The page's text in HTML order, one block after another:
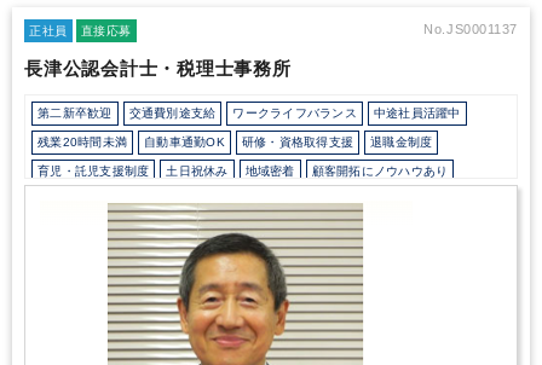
供しています。
同社の事業の特徴は、細線マグネットワイヤーを
など、幅広い分野に展開している点です。
た、当社は「物づくりを大切にし、物づくりの心をもつこと」を経
営理念として掲げています。この理念のもと、技術重視のものづ
くりを推進し、社員一人ひとりの能力と人格の向上を図っていま
す。さらに、地域との連携を通じて、環境保全活動や社会貢献に
も積極的に取り組んでいます。 ◆ここがポイント！
間休日125日以上／残業ほぼなし／所定労働7.5時間／時差出勤相
・時短勤務相談可！ワーキングマザーの方も歓迎です！
業以来の黒字経営！電子部品を武器に安定した成長をしている企業
で長期就業が叶う！
正社員 直接応募 No.JS0001137
長津公認会計士・税理士事務所
第二新卒歓迎 交通費別途支給 ワークライフバランス 中途社員活躍中
残業20時間未満 自動車通勤OK 研修・資格取得支援 退職金制度
育児・託児支援制度 土日祝休み 地域密着 顧客開拓にノウハウあり
ダブルライセンス(公認会計士＋税理士等） 不動産に強み